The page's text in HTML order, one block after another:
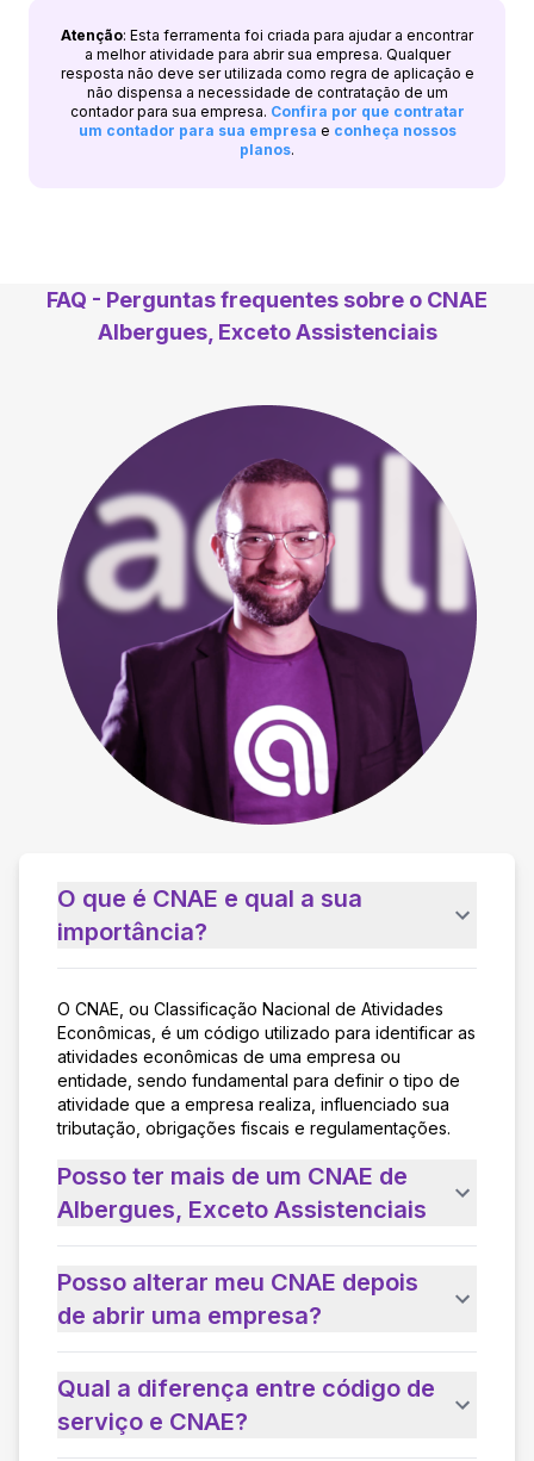
Atenção: Esta ferramenta foi criada para ajudar a encontrar
a melhor atividade para abrir sua empresa. Qualquer
resposta não deve ser utilizada como regra de aplicação e
não dispensa a necessidade de contratação de um
contador para sua empresa. Confira por que contratar
um contador para sua empresa e conheça nossos
planos.
FAQ - Perguntas frequentes sobre o CNAE
Albergues, Exceto Assistenciais
O que é CNAE e qual a sua
importância?
O CNAE, ou Classificação Nacional de Atividades
Econômicas, é um código utilizado para identificar as
atividades econômicas de uma empresa ou
entidade, sendo fundamental para definir o tipo de
atividade que a empresa realiza, influenciado sua
tributação, obrigações fiscais e regulamentações.
Posso ter mais de um CNAE de
Albergues, Exceto Assistenciais
Posso alterar meu CNAE depois
de abrir uma empresa?
Qual a diferença entre código de
serviço e CNAE?